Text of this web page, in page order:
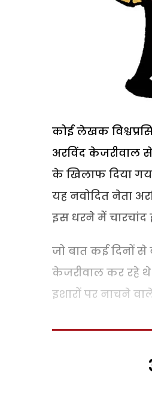
कोई लेखक
अरविंद केजरीवाल
के खिलाफ दिया
यह नवोदित नेता
इस धरने में चारचांद
जो बात कई दिनों
केजरीवाल कर रहे
इशारों पर नाचने